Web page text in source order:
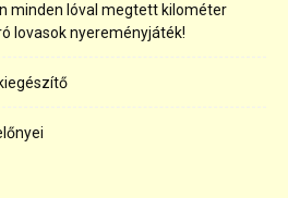
minden lóval megtett kilométer
lovasok nyereményjáték!